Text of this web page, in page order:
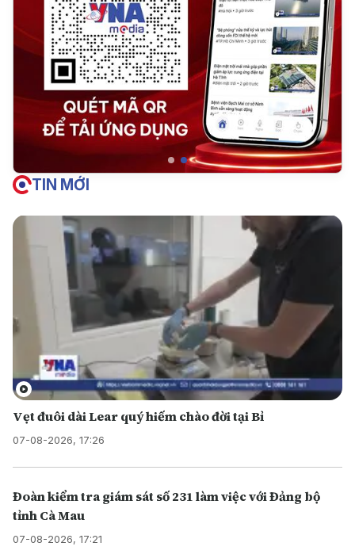
TIN MỚI
Vẹt đuôi dài Lear quý hiếm chào đời tại Bỉ
07-08-2026, 17:26
Đoàn kiểm tra giám sát số 231 làm việc với Đảng bộ
tỉnh Cà Mau
07-08-2026, 17:21